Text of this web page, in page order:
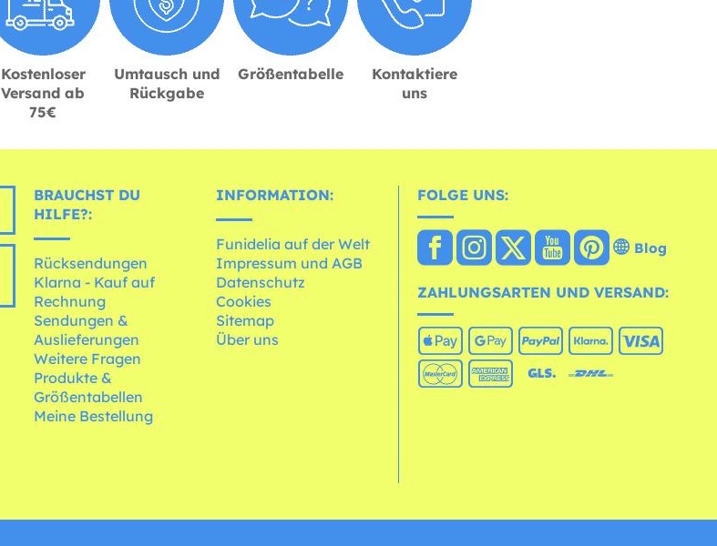
Kostenloser
Versand ab
75€
Umtausch und
Rückgabe
Größentabelle
Kontaktiere
uns
BRAUCHST DU
HILFE?:
Rücksendungen
Klarna - Kauf auf
Rechnung
Sendungen &
Auslieferungen
Weitere Fragen
Produkte &
Größentabellen
Meine Bestellung
INFORMATION:
Funidelia auf der Welt
Impressum und AGB
Datenschutz
Cookies
Sitemap
Über uns
FOLGE UNS:
Blog
ZAHLUNGSARTEN UND VERSAND: